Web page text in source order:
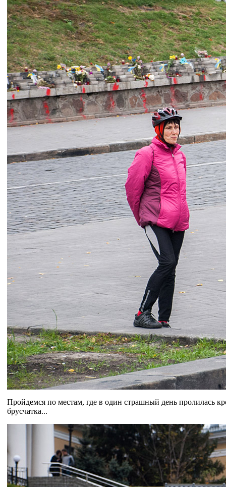
Пройдемся по местам, где в один страшный день пролилась
брусчатка...